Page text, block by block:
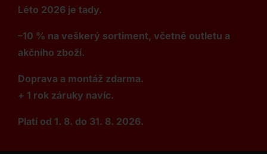
Léto 2026 je tady.
–10 % na veškerý sortiment, včetně outletu a
akčního zboží.
Doprava a montáž zdarma.
+ 1 rok záruky navíc.
Platí od 1. 8. do 31. 8. 2026.